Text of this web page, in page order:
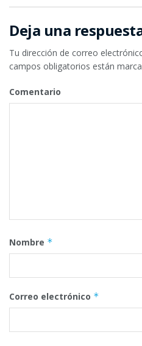
Deja una
Tu dirección de correo
campos obligatorios están
Comentario
Nombre *
Correo electrónico *